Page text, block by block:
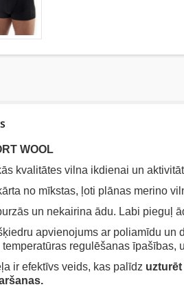
WOOL
kvalitātes vilna ikdienai un
no mīkstas, ļoti plānas merino
un nekairina ādu. Labi pieguļ
apvienojums ar poliamīdu un
regulēšanas īpašības,
ir efektīvs veids, kas palīdz